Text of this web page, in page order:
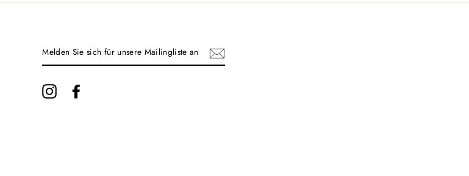
SIE
SICH
UNSERE
MAILINGLISTE
Instagram